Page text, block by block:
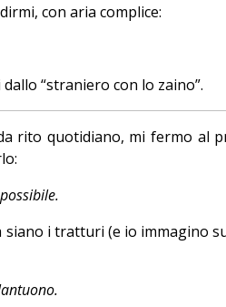
con aria complice:
“straniero con lo zaino”.
rito quotidiano, mi fermo al
i tratturi (e io immagino